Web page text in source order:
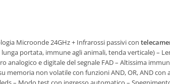
Microonde 24GHz + Infrarossi passivi con
portata, immune agli animali, tenda verticale) –
analogico e digitale del segnale FAD – Altissima
memoria non volatile con funzioni AND, OR, AND